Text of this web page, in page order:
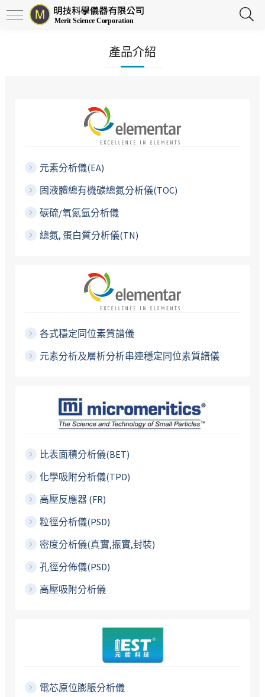
產品介紹
元素分析儀(EA)
固液體總有機碳總氮分析儀(TOC)
碳硫/氧氮氫分析儀
總氮, 蛋白質分析儀(TN)
各式穩定同位素質譜儀
元素分析及層析分析串連穩定同位素質譜儀
比表面積分析儀(BET)
化學吸附分析儀(TPD)
高壓反應器 (FR)
粒徑分析儀(PSD)
密度分析儀(真實,振實,封裝)
孔徑分佈儀(PSD)
高壓吸附分析儀
電芯原位膨脹分析儀